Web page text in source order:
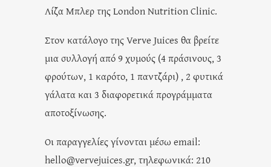
Λίζα Μπλερ της London Nutrition Clinic.
Στον κατάλογο της Verve Juices θα βρείτε
μια συλλογή από 9 χυμούς (4 πράσινους, 3
φρούτων, 1 καρότο, 1 παντζάρι) , 2 φυτικά
γάλατα και 3 διαφορετικά προγράμματα
αποτοξίνωσης.
Οι παραγγελίες γίνονται μέσω email:
hello@vervejuices.gr, τηλεφωνικά: 210